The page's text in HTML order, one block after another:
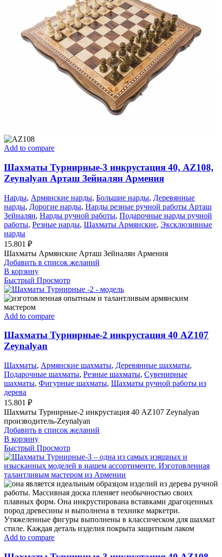
Add to compare
Шахматы Турнирные-3 инкрустация 40, AZ108,
Zeynalyan Арташ Зейналян Армения
Нарды, Армянские нарды, Большие нарды, Деревянные
нарды, Дорогие нарды, Нарды резные ручной работы Арташ
Зейналян, Нарды ручной работы, Подарочные нарды ручной
работы, Резные нарды, Шахматы Армянские, Эксклюзивные
нарды
15.801 ₽
Шахматы Армянские Арташ Зейналян Армения
Добавить в список желаний
В корзину
Быстрый Просмотр
Add to compare
Шахматы Турнирные-2 инкрустация 40 AZ107
Zeynalyan
Шахматы, Армянские шахматы, Деревянные шахматы,
Подарочные шахматы, Резные шахматы, Сувенирные
шахматы, Фигурные шахматы, Шахматы ручной работы из
дерева
15.801 ₽
Шахматы Турнирные-2 инкрустация 40 AZ107 Zeynalyan
производитель-Zeynalyan
Добавить в список желаний
В корзину
Быстрый Просмотр
Add to compare